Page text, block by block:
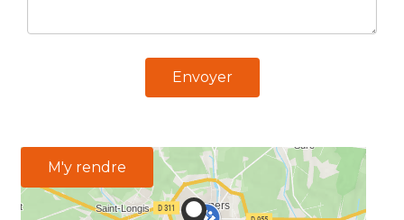
Envoyer
M'y rendre